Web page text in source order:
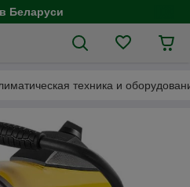
Беларуси
техника и